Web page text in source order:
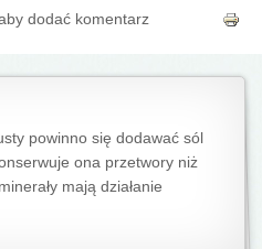
dodać komentarz
powinno się dodawać sól
ona przetwory niż
mają działanie